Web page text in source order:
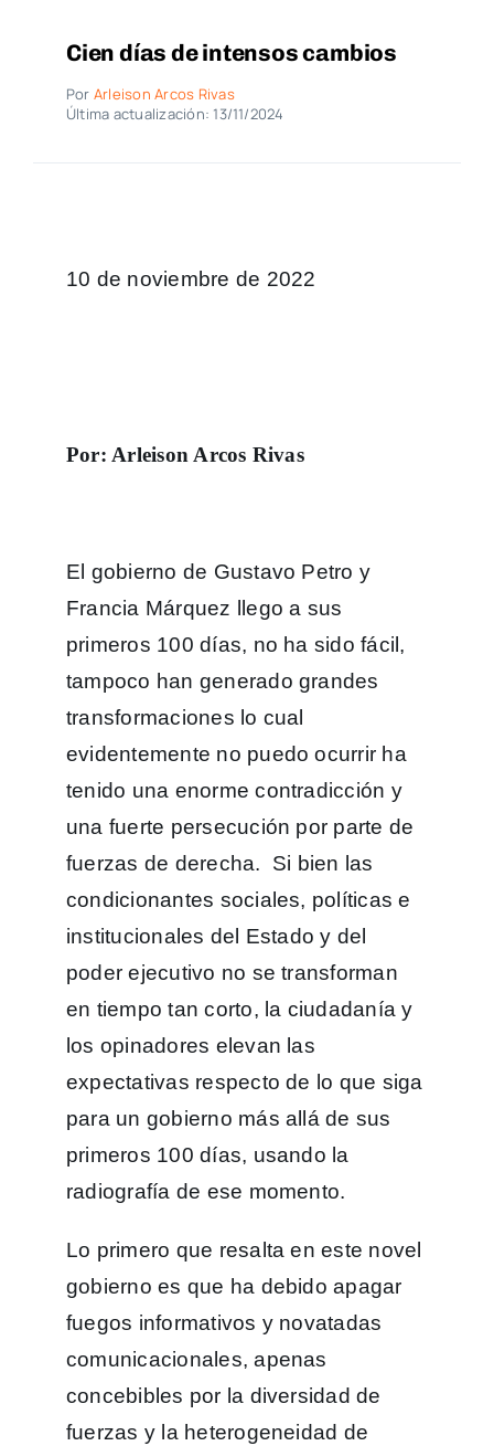
Cien días de intensos cambios
Por Arleison Arcos Rivas
Última actualización: 13/11/2024
10 de noviembre de 2022
Por: Arleison Arcos Rivas
El gobierno de Gustavo Petro y
Francia Márquez llego a sus
primeros 100 días, no ha sido fácil,
tampoco han generado grandes
transformaciones lo cual
evidentemente no puedo ocurrir ha
tenido una enorme contradicción y
una fuerte persecución por parte de
fuerzas de derecha. Si bien las
condicionantes sociales, políticas e
institucionales del Estado y del
poder ejecutivo no se transforman
en tiempo tan corto, la ciudadanía y
los opinadores elevan las
expectativas respecto de lo que siga
para un gobierno más allá de sus
primeros 100 días, usando la
radiografía de ese momento.
Lo primero que resalta en este novel
gobierno es que ha debido apagar
fuegos informativos y novatadas
comunicacionales, apenas
concebibles por la diversidad de
fuerzas y la heterogeneidad de